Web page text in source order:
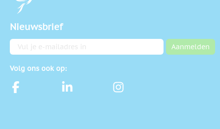
Nieuwsbrief
E-mailadres Aanmelden
Volg ons ook op: